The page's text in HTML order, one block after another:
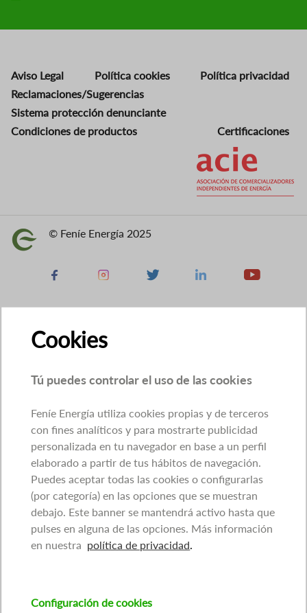
Aviso Legal Política cookies
Política privacidad
Reclamaciones/Sugerencias
Sistema protección denunciante
Condiciones de productos
Certificaciones
Imagen © Feníe Energía 2025
Facebook Instagram X Linkedin Youtube
Cookies
Tú puedes controlar el uso de las cookies
Feníe Energía utiliza cookies propias y de terceros
con fines analíticos y para mostrarte publicidad
personalizada en tu navegador en base a un perfil
elaborado a partir de tus hábitos de navegación.
Puedes aceptar todas las cookies o configurarlas
(por categoría) en las opciones que se muestran
debajo. Este banner se mantendrá activo hasta que
pulses en alguna de las opciones. Más información
en nuestra política de privacidad.
Configuración de cookies